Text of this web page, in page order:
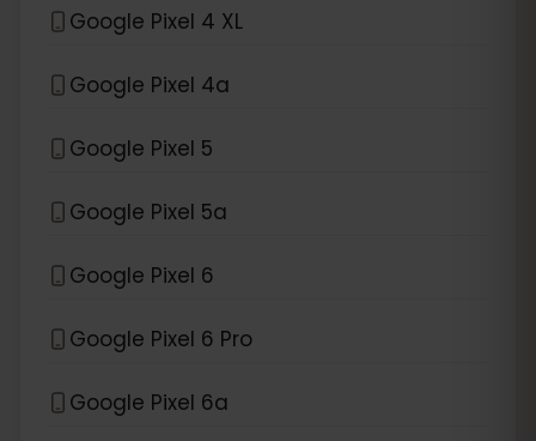
Google Pixel 4 XL
Google Pixel 4a
Google Pixel 5
Google Pixel 5a
Google Pixel 6
Google Pixel 6 Pro
Google Pixel 6a